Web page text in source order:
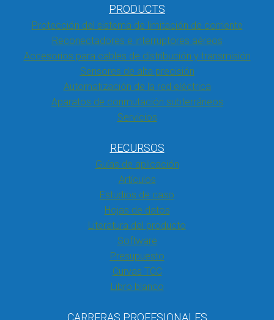
PRODUCTS
Protección del sistema de limitación de corriente
Reconectadores e interruptores aéreos
Accesorios para cables de distribución y transmisión
Sensores de alta precisión
Automatización de la red eléctrica
Aparatos de conmutación subterráneos
Servicios
RECURSOS
Guías de aplicación
Artículos
Estudios de caso
Hojas de datos
Literatura del producto
Software
Presupuesto
Curvas TCC
Libro blanco
CARRERAS PROFESIONALES